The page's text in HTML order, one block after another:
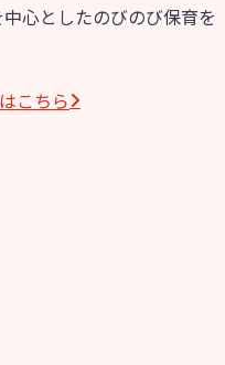
心としたのびのび保育を
こちら